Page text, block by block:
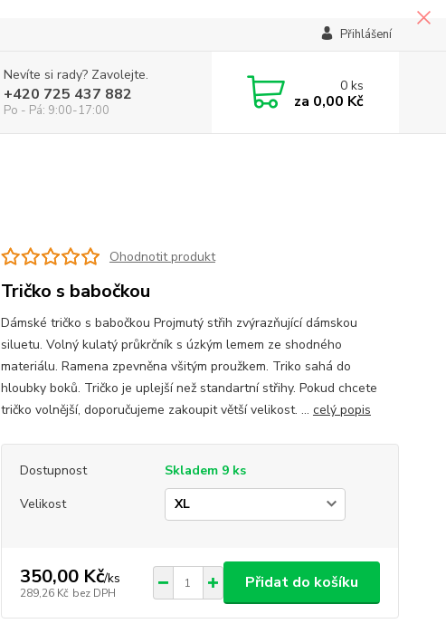
Přihlášení
Nevíte si rady? Zavolejte.
+420 725 437 882
Po - Pá: 9:00-17:00
0ks
za 0,00 Kč
Ohodnotit produkt
Tričko s babočkou
Dámské tričko s babočkou Projmutý střih zvýrazňující dámskou
siluetu. Volný kulatý průkrčník s úzkým lemem ze shodného
materiálu. Ramena zpevněna všitým proužkem. Triko sahá do
hloubky boků. Tričko je uplejší než standartní střihy. Pokud chcete
tričko volnější, doporučujeme zakoupit větší velikost. ... celý popis
Dostupnost
Skladem 9 ks
Velikost
350,00 Kč/ks
289,26 Kč bez DPH
Přidat do košíku